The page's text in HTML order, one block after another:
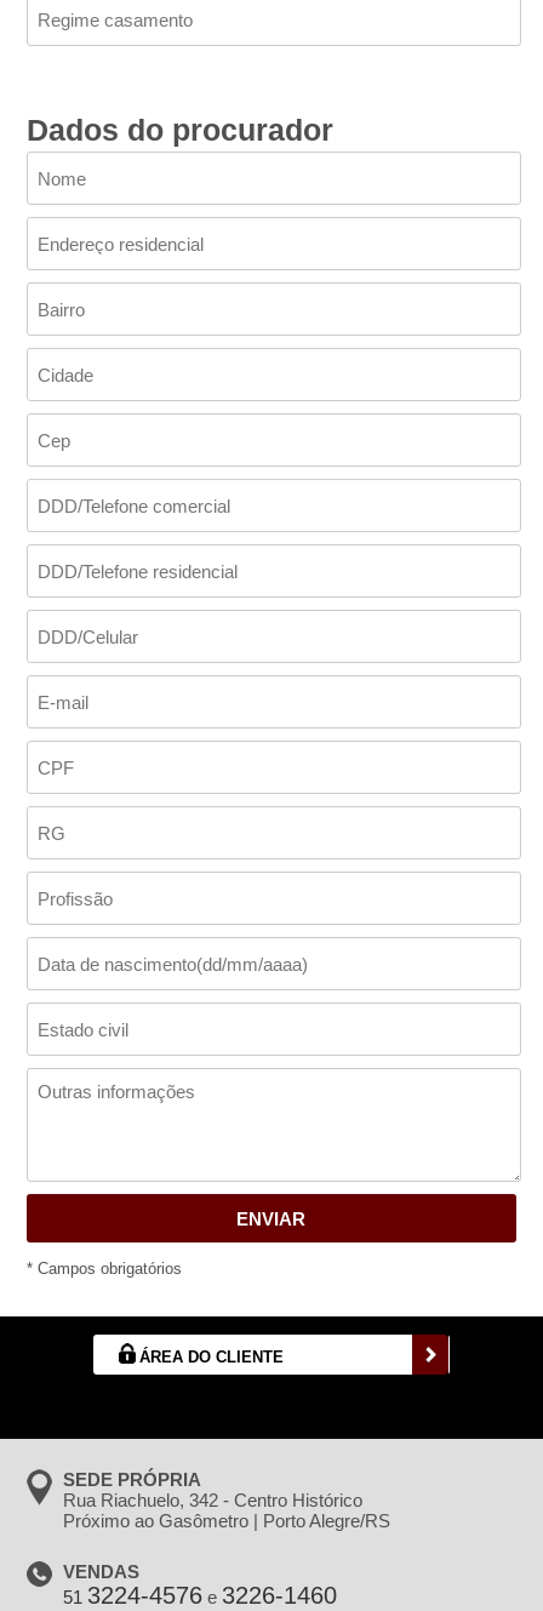
Dados do procurador
* Campos obrigatórios
ÁREA DO CLIENTE
SEDE PRÓPRIA
Rua Riachuelo, 342 - Centro Histórico
Próximo ao Gasômetro | Porto Alegre/RS
VENDAS
51 3224-4576 e 3226-1460